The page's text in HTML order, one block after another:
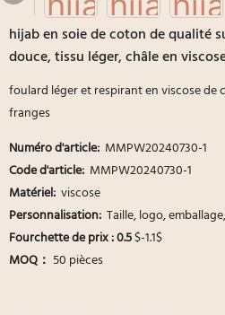
hijab en soie de coton de qualité
douce, tissu léger, châle en
foulard léger et respirant en viscose de
franges
Numéro d'article: MMPW20240730-1
Code d'article: MMPW20240730-1
Matériel: viscose
Personnalisation: Taille, logo,
Fourchette de prix : 0.5$-1.1$
MOQ： 50 pièces